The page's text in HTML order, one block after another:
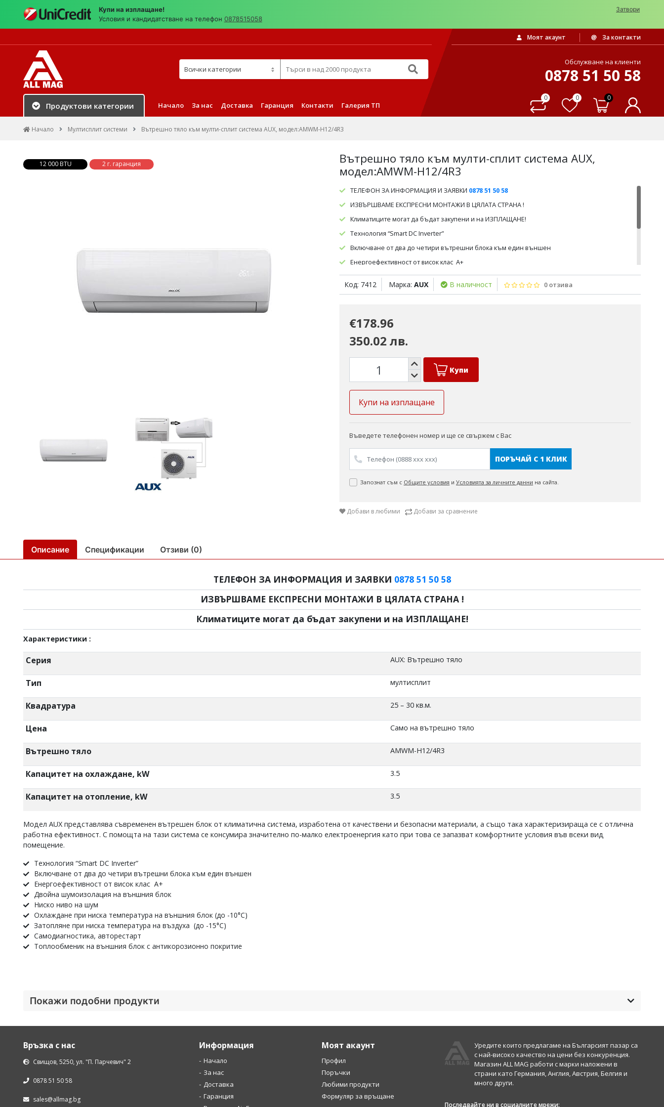
Купи на изплащане!
Условия и кандидатстване на телефон 0878515058
Затвори
Моят акаунт За контакти
Търси в над 2000 продукта Обслужване на клиенти
0878 51 50 58
Продуктови категории Начало За нас Доставка Гаранция Контакти Галерия ТП
0 0 0
Начало Мултисплит системи Вътрешно тяло към мулти-сплит система AUX, модел:AMWM-H12/4R3
12 000 BTU 2 г. гаранция
Вътрешно тяло към мулти-сплит система AUX,
модел:AMWM-H12/4R3
ТЕЛЕФОН ЗА ИНФОРМАЦИЯ И ЗАЯВКИ 0878 51 50 58
ИЗВЪРШВАМЕ ЕКСПРЕСНИ МОНТАЖИ В ЦЯЛАТА СТРАНА !
Климатиците могат да бъдат закупени и на ИЗПЛАЩАНЕ!
Технология “Smart DC Inverter”
Включване от два до четири вътрешни блока към един външен
Енергоефективност от висок клас А+
Двойна шумоизолация на външния блок
Ниско ниво на шум
Затопляне при ниска температура на въздуха (до -15°C)
Код: 7412 Марка: AUX В наличност 0 отзива
€178.96
350.02 лв.
Купи
Купи на изплащане
Въведете телефонен номер и ще се свържем с Вас
ПОРЪЧАЙ С 1 КЛИК
Запознат съм с Общите условия и Условията за личните данни на сайта.
Добави в любими Добави за сравнение
Описание Спецификации Отзиви (0)
ТЕЛЕФОН ЗА ИНФОРМАЦИЯ И ЗАЯВКИ 0878 51 50 58
ИЗВЪРШВАМЕ ЕКСПРЕСНИ МОНТАЖИ В ЦЯЛАТА СТРАНА !
Климатиците могат да бъдат закупени и на ИЗПЛАЩАНЕ!
Характеристики :
Серия AUX: Вътрешно тяло
Тип мултисплит
Квадратура 25 – 30 кв.м.
Цена Само на вътрешно тяло
Вътрешно тяло AMWM-H12/4R3
Капацитет на охлаждане, kW 3.5
Капацитет на отопление, kW 3.5
Модел AUX представлява съвременен вътрешен блок от климатична система, изработена от качествени и безопасни материали, а също така характеризираща се с отлична
работна ефективност. С помощта на тази система се консумира значително по-малко електроенергия като при това се запазват комфортните условия във всеки вид
помещение.
Технология “Smart DC Inverter”
Включване от два до четири вътрешни блока към един външен
Енергоефективност от висок клас А+
Двойна шумоизолация на външния блок
Ниско ниво на шум
Охлаждане при ниска температура на външния блок (до -10°C)
Затопляне при ниска температура на въздуха (до -15°C)
Самодиагностика, авторестарт
Топлообменик на външния блок с антикорозионно покритие
Покажи подобни продукти
Връзка с нас
Свищов, 5250, ул. "П. Парчевич" 2
0878 51 50 58
sales@allmag.bg
Информация
Начало
За нас
Доставка
Гаранция
Моят акаунт
Профил
Поръчки
Любими продукти
Формуляр за връщане
Уредите които предлагаме на Българсият пазар са
с най-високо качество на цени без конкуренция.
Магазин ALL MAG работи с марки наложени в
страни като Германия, Англия, Австрия, Белгия и
много други.
Последвайте ни в социалните мрежи: